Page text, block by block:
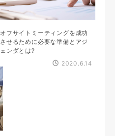
オフサイトミーティングを成功
させるために必要な準備とアジ
ェンダとは?
2020.6.14